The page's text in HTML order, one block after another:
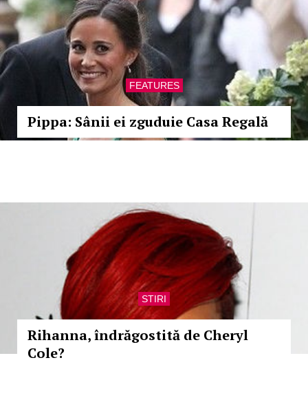
FEATURES
Pippa: Sânii ei zguduie Casa Regală
STIRI
Rihanna, îndrăgostită de Cheryl
Cole?